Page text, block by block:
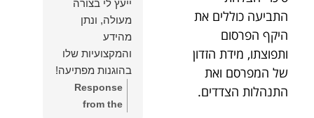
התביעה כוללים את
היקף הפרסום
ותפוצתו, מידת הזדון
של המפרסם ואת
התנהלות הצדדים.
.תודה לכם תמיד
תשאירו לי אור
בעניים .
גדול לשמוע
שהרגשת בידיים
טובות. בשביל
הצוות שלנו זה
שווה את הכל.
נשמח תמיד
לעמוד לרשותך!
ייעץ לי בצורה
מעולה, ונתן
מהידע
והמקצועיות שלו
בהוגנות מפתיעה!
Response
from the